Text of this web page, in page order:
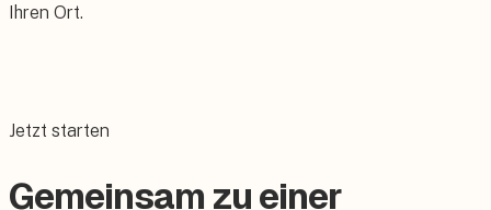
Ihren Ort.
Jetzt starten
Gemeinsam zu einer